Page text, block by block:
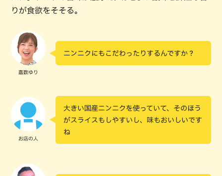
りが食欲をそそる。
嘉数ゆり
ニンニクにもこだわったりするんですか？
お店の人
大きい国産ニンニクを使っていて、そのほう
がスライスもしやすいし、味もおいしいです
ね